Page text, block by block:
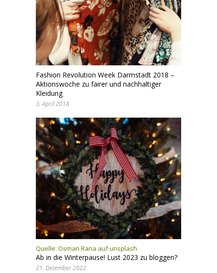
Fashion Revolution Week Darmstadt 2018 –
Aktionswoche zu fairer und nachhaltiger
Kleidung
3. April 2018
Quelle: Osman Rana auf unsplash
Ab in die Winterpause! Lust 2023 zu bloggen?
21. Dezember 2022